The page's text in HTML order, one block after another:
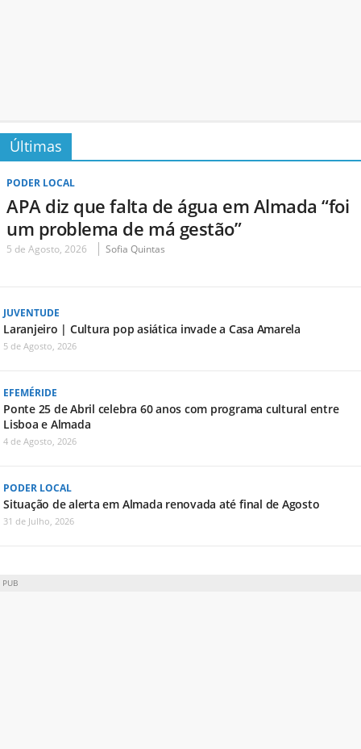
Últimas
PODER LOCAL
APA diz que falta de água em Almada “foi
um problema de má gestão”
5 de Agosto, 2026 Sofia Quintas
JUVENTUDE
Laranjeiro | Cultura pop asiática invade a Casa Amarela
5 de Agosto, 2026
EFEMÉRIDE
Ponte 25 de Abril celebra 60 anos com programa cultural entre
Lisboa e Almada
4 de Agosto, 2026
PODER LOCAL
Situação de alerta em Almada renovada até final de Agosto
31 de Julho, 2026
PUB